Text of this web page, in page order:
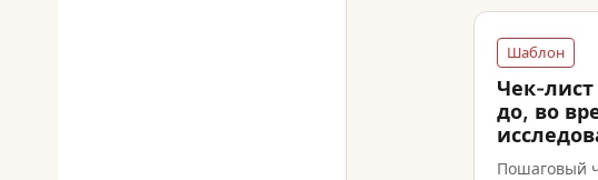
Шаблон
Чек-
до, во
Пошаговый